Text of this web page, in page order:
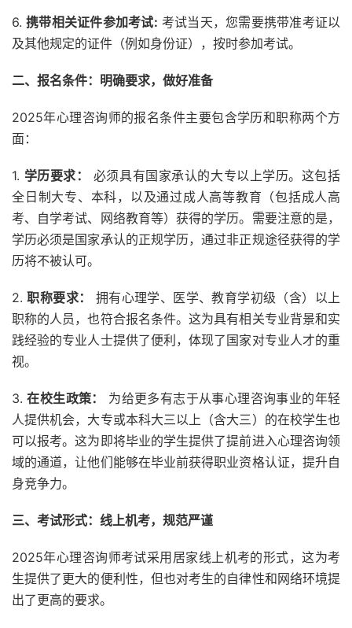
6.携带相关证件参加考试: 考试当天，您需要携带准考证以
及其他规定的证件（例如身份证），按时参加考试。
二、报名条件：明确要求，做好准备
2025年心理咨询师的报名条件主要包含学历和职称两个方
面：
1. 学历要求：
必须具有国家承认的大专以上学历。这包括
全日制大专、本科，以及通过成人高等教育（包括成人高
考、自学考试、网络教育等）获得的学历。需要注意的是，
学历必须是国家承认的正规学历，通过非正规途径获得的学
历将不被认可。
2.职称要求：
拥有心理学、医学、教育学初级（含）以上
职称的人员，也符合报名条件。这为具有相关专业背景和实
践经验的专业人士提供了便利，体现了国家对专业人才的重
视。
3.在校生政策：
为给更多有志于从事心理咨询事业的年轻
人提供机会，大专或本科大三以上（含大三）的在校学生也
可以报考。这为即将毕业的学生提供了提前进入心理咨询领
域的通道，让他们能够在毕业前获得职业资格认证，提升自
身竞争力。
三、考试形式：线上机考，规范严谨
2025年心理咨询师考试采用居家线上机考的形式，这为考
生提供了更大的便利性，但也对考生的自律性和网络环境提
出了更高的要求。